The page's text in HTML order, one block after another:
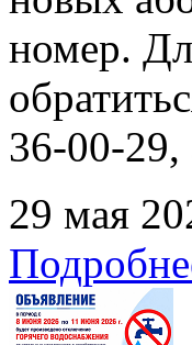
номер.
36-00-
29 мая